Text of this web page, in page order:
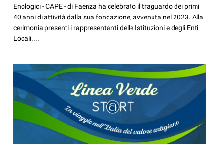
Enologici - CAPE - di Faenza ha celebrato il traguardo dei primi
40 anni di attività dalla sua fondazione, avvenuta nel 2023. Alla
cerimonia presenti i rappresentanti delle Istituzioni e degli Enti
Locali....